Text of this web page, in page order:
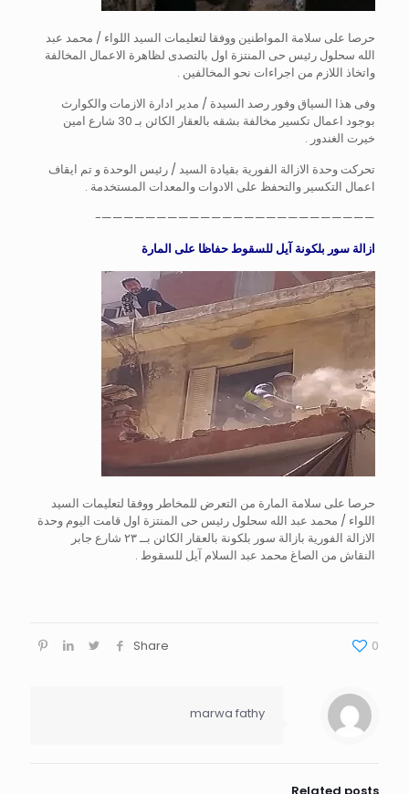
حرصا على سلامة المواطنين ووفقا لتعليمات السيد اللواء / محمد عبد
الله سحلول رئيس حى المنتزة اول بالتصدى لظاهرة الاعمال المخالفة
واتخاذ اللازم من اجراءات نحو المخالفين .
وفى هذا السياق وفور رصد السيدة / مدير ادارة الازمات والكوارث
بوجود اعمال تكسير مخالفة بشقه بالعقار الكائن بـ 30 شارع امين
خيرت الغندور .
تحركت وحدة الازالة الفورية بقيادة السيد / رئيس الوحدة و تم ايقاف
اعمال التكسير والتحفظ على الادوات والمعدات المستخدمة .
—————————————————————————-
ازالة سور بلكونة آيل للسقوط حفاظا على المارة
حرصا على سلامة المارة من التعرض للمخاطر ووفقا لتعليمات السيد
اللواء / محمد عبد الله سحلول رئيس حى المنتزة اول قامت اليوم وحدة
الازالة الفورية بازالة سور بلكونة بالعقار الكائن بــ ٢٣ شارع جابر
النقاش من الصاغ محمد عبد السلام آيل للسقوط .
Share 0
marwa fathy
Related posts